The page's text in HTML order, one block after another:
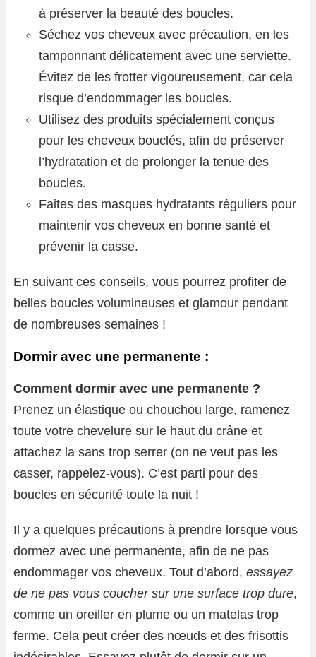
à préserver la beauté des boucles.
Séchez vos cheveux avec précaution, en les
tamponnant délicatement avec une serviette.
Évitez de les frotter vigoureusement, car cela
risque d’endommager les boucles.
Utilisez des produits spécialement conçus
pour les cheveux bouclés, afin de préserver
l’hydratation et de prolonger la tenue des
boucles.
Faites des masques hydratants réguliers pour
maintenir vos cheveux en bonne santé et
prévenir la casse.
En suivant ces conseils, vous pourrez profiter de
belles boucles volumineuses et glamour pendant
de nombreuses semaines !
Dormir avec une permanente :
Comment dormir avec une permanente ?
Prenez un élastique ou chouchou large, ramenez
toute votre chevelure sur le haut du crâne et
attachez la sans trop serrer (on ne veut pas les
casser, rappelez-vous). C’est parti pour des
boucles en sécurité toute la nuit !
Il y a quelques précautions à prendre lorsque vous
dormez avec une permanente, afin de ne pas
endommager vos cheveux. Tout d’abord, essayez
de ne pas vous coucher sur une surface trop dure,
comme un oreiller en plume ou un matelas trop
ferme. Cela peut créer des nœuds et des frisottis